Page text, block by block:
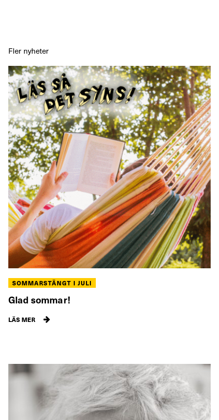
Fler nyheter
SOMMARSTÄNGT I JULI
Glad sommar!
LÄS MER